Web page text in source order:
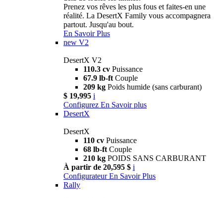
Prenez vos rêves les plus fous et faites-en une
réalité. La DesertX Family vous accompagnera
partout. Jusqu'au bout.
En Savoir Plus
new V2
DesertX V2
110.3 cv Puissance
67.9 lb-ft Couple
209 kg Poids humide (sans carburant)
$ 19,995 i
Configurez En Savoir plus
DesertX
DesertX
110 cv Puissance
68 lb-ft Couple
210 kg POIDS SANS CARBURANT
À partir de 20,595 $ i
Configurateur En Savoir Plus
Rally